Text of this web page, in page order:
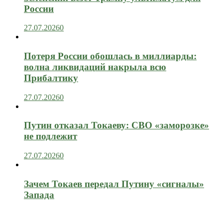
России
27.07.20260
Потеря России обошлась в миллиарды:
волна ликвидаций накрыла всю
Прибалтику
27.07.20260
Путин отказал Токаеву: СВО «заморозке»
не подлежит
27.07.20260
Зачем Токаев передал Путину «сигналы»
Запада